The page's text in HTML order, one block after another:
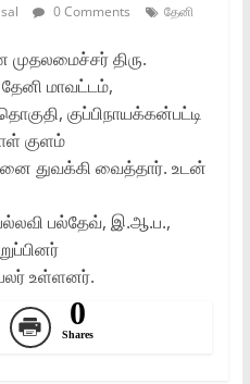
0 Comments தேனி
முதலமைச்சர்‌ திரு.
மாவட்டம்‌,
குப்பிநாயக்கன்பட்டி
குளம்‌
துவக்கி வைத்தார்‌. உடன்‌
பல்தேவ்‌, இ.ஆ.ப.,
உள்ளனர்‌.
0
Shares